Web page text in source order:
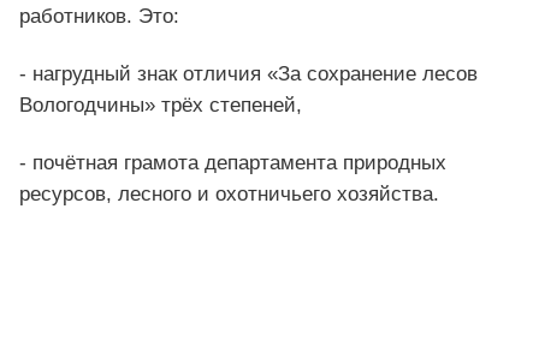
работников. Это:
- нагрудный знак отличия «За сохранение лесов
Вологодчины» трёх степеней,
- почётная грамота департамента природных
ресурсов, лесного и охотничьего хозяйства.